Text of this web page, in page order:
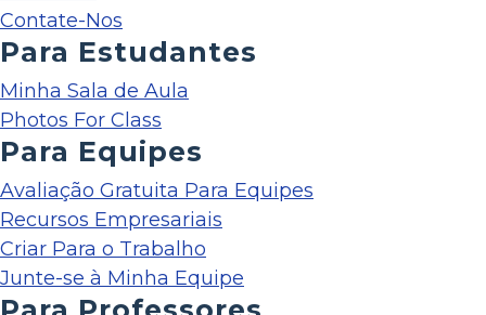
Contate-Nos
Para Estudantes
Minha Sala de Aula
Photos For Class
Para Equipes
Avaliação Gratuita Para Equipes
Recursos Empresariais
Criar Para o Trabalho
Junte-se à Minha Equipe